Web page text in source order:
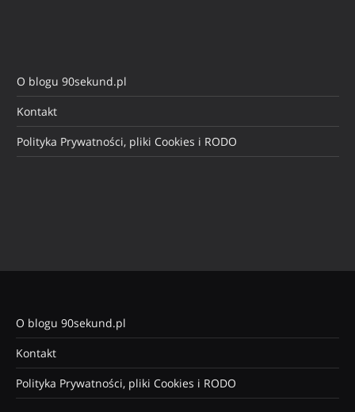
O blogu 90sekund.pl
Kontakt
Polityka Prywatności, pliki Cookies i RODO
O blogu 90sekund.pl
Kontakt
Polityka Prywatności, pliki Cookies i RODO